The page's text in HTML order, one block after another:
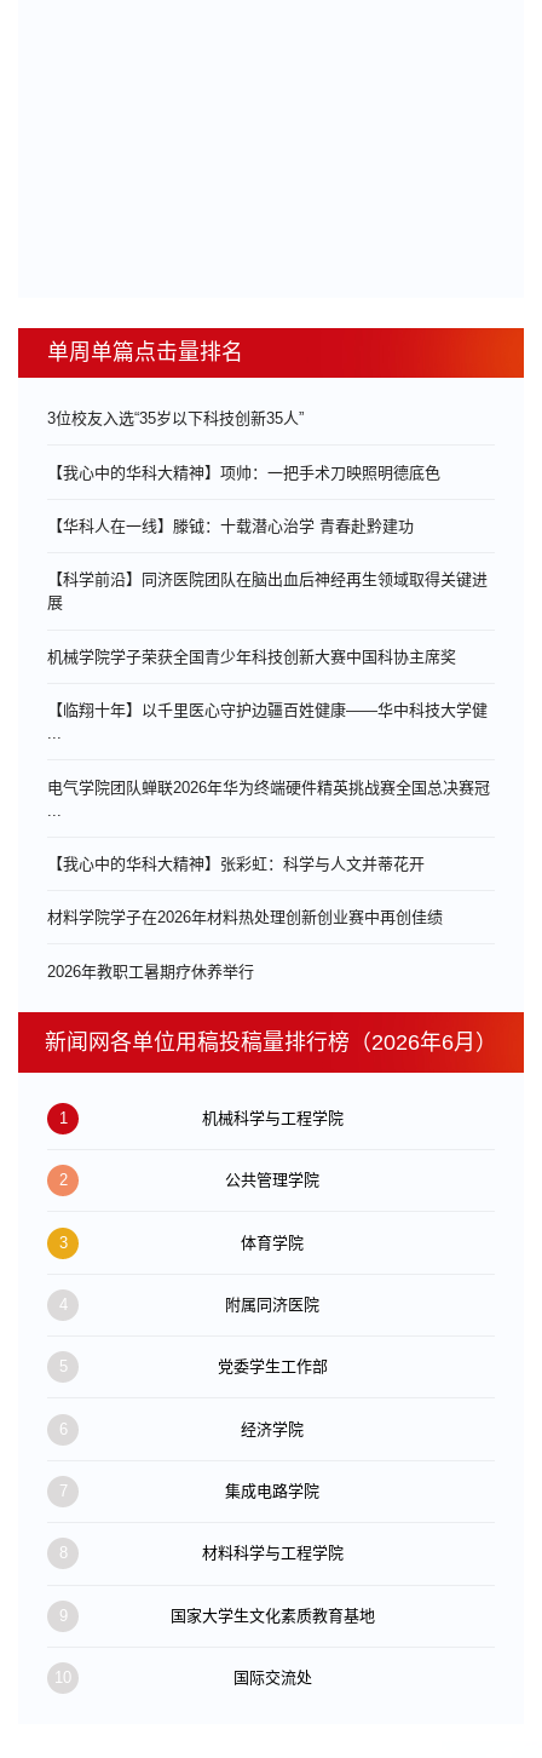
单周单篇点击量排名
3位校友入选“35岁以下科技创新35人”
【我心中的华科大精神】项帅：一把手术刀映照明德底色
【华科人在一线】滕钺：十载潜心治学 青春赴黔建功
【科学前沿】同济医院团队在脑出血后神经再生领域取得关键进
展
机械学院学子荣获全国青少年科技创新大赛中国科协主席奖
【临翔十年】以千里医心守护边疆百姓健康——华中科技大学健
...
电气学院团队蝉联2026年华为终端硬件精英挑战赛全国总决赛冠
【我心中的华科大精神】张彩虹：科学与人文并蒂花开
材料学院学子在2026年材料热处理创新创业赛中再创佳绩
​2026年教职工暑期疗休养举行
新闻网各单位用稿投稿量排行榜（2026年6月）
1 机械科学与工程学院
2 公共管理学院
3 体育学院
4 附属同济医院
5 党委学生工作部
6 经济学院
7 集成电路学院
8 材料科学与工程学院
9 国家大学生文化素质教育基地
10 国际交流处